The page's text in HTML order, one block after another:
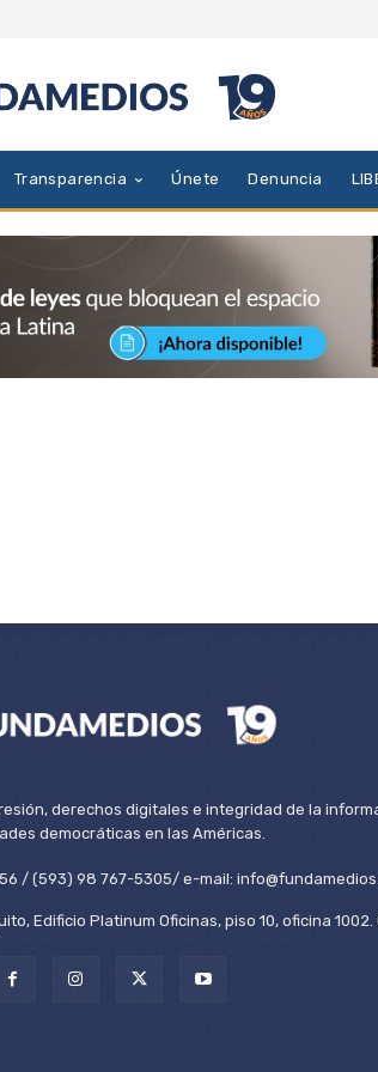
Transparencia Únete Denuncia
derechos digitales e integridad de la
democráticas en las Américas.
/ (593) 98 767-5305/ e-mail:
Edificio Platinum Oficinas, piso 10, oficina